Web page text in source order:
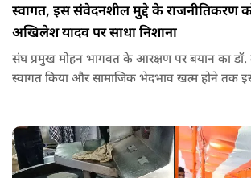
स्वागत, इस संवेदनशील मुद्दे के राजनीतिकरण
अखिलेश यादव पर साधा निशाना
संघ प्रमुख मोहन भागवत के आरक्षण पर बयान का डॉ.
स्वागत किया और सामाजिक भेदभाव खत्म होने तक